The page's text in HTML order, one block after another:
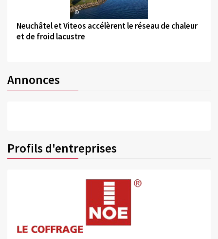
©
Neuchâtel et Viteos accélèrent le réseau de chaleur
et de froid lacustre
Annonces
Profils d'entreprises